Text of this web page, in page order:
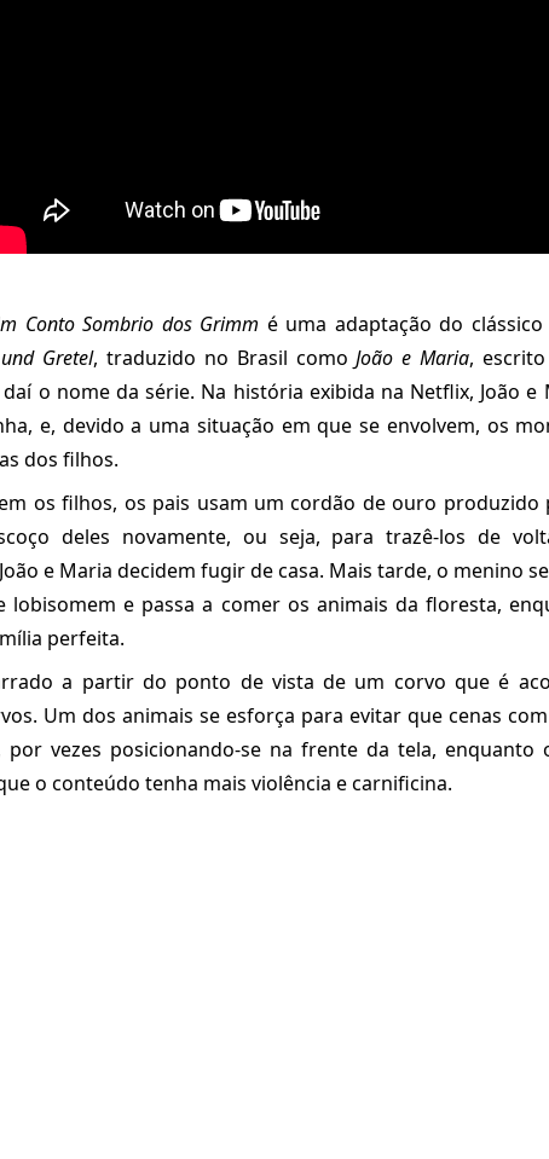
Conto Sombrio dos Grimm é uma adaptação do
Gretel, traduzido no Brasil comoJoão e Maria,
o nome da série. Na história exibida na Netflix, João e
e, devido a uma situação em que se envolvem, os
dos filhos.
os filhos, os pais usam um cordão de ouro produzido
deles novamente, ou seja, para trazê-los de
e Maria decidem fugir de casa. Mais tarde, o menino
lobisomem e passa a comer os animais da floresta,
perfeita.
a partir do ponto de vista de um corvo que é
Um dos animais se esforça para evitar que cenas
por vezes posicionando-se na frente da tela, enquanto
o conteúdo tenha mais violência e carnificina.